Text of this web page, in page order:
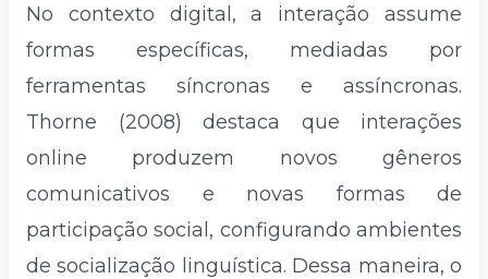
No contexto digital, a interação assume
formas específicas, mediadas por
ferramentas síncronas e assíncronas.
Thorne (2008) destaca que interações
online produzem novos gêneros
comunicativos e novas formas de
participação social, configurando ambientes
de socialização linguística. Dessa maneira, o